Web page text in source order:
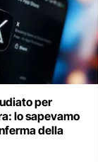
per
lo sapevamo
della